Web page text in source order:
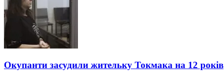
Окупанти засудили жительку Токмака на 12 років